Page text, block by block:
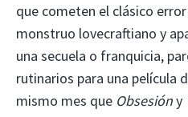
que cometen el clásico
monstruo lovecraftiano y
una secuela o franquicia,
rutinarios para una película
mismo mes que Obsesióny